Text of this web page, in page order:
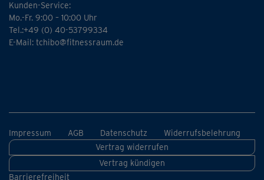
Kunden-Service:
Mo.-Fr. 9:00 – 10:00 Uhr
Tel.:+49 (0) 40-53799334
E-Mail: tchibo@fitnessraum.de
Impressum AGB Datenschutz
Widerrufsbelehrung
Vertrag widerrufen
Vertrag kündigen
Barrierefreiheit